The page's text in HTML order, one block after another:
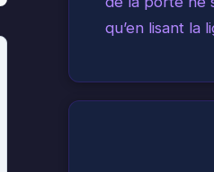
qu’en lisant la